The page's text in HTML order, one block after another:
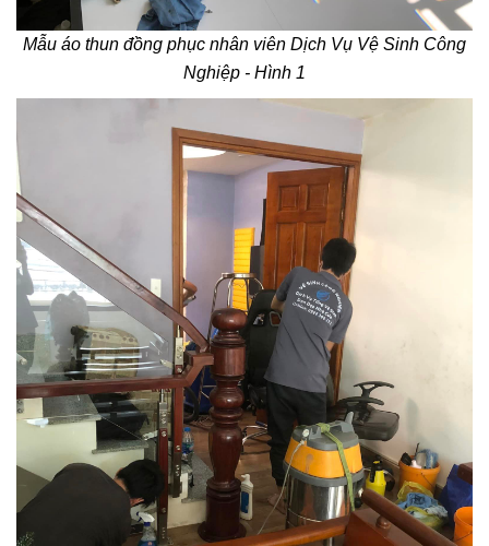
Mẫu áo thun đồng phục nhân viên Dịch Vụ Vệ Sinh Công
Nghiệp - Hình 1